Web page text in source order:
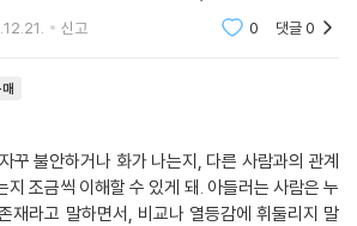
적인 통찰을 제공한다.
신고 0 댓글0
꾸 불안하거나 화가 나는지, 다른 사람과의 관계
지 조금씩 이해할 수 있게 돼. 아들러는 사람은 누
재라고 말하면서, 비교나 열등감에 휘둘리지 말